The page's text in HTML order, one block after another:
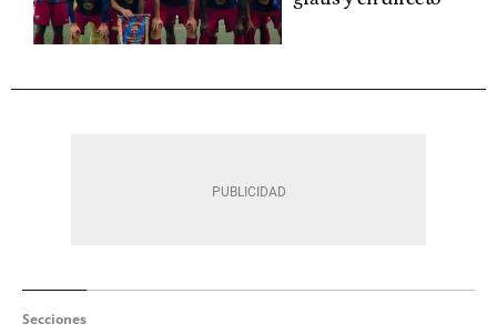
Secciones